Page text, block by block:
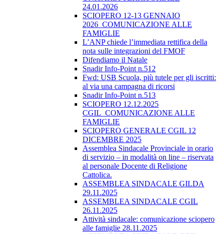
24.01.2026
SCIOPERO 12-13 GENNAIO
2026_COMUNICAZIONE ALLE
FAMIGLIE
L’ANP chiede l’immediata rettifica della
nota sulle integrazioni del FMOF
Difendiamo il Natale
Snadir Info-Point n.512
Fwd: USB Scuola, più tutele per gli iscritti:
al via una campagna di ricorsi
Snadir Info-Point n.513
SCIOPERO 12.12.2025
CGIL_COMUNICAZIONE ALLE
FAMIGLIE
SCIOPERO GENERALE CGIL 12
DICEMBRE 2025
Assemblea Sindacale Provinciale in orario
di servizio – in modalità on line – riservata
al personale Docente di Religione
Cattolica.
ASSEMBLEA SINDACALE GILDA
29.11.2025
ASSEMBLEA SINDACALE CGIL
26.11.2025
Attività sindacale: comunicazione sciopero
alle famiglie 28.11.2025